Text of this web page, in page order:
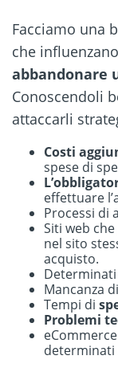
Facciamo una
che
abbandonare
Conoscendoli
attaccarli
Costi
spese di
effettuare
Processi di
Siti web
nel sito
acquisto.
Determinati
Mancanza di
Tempi di
Problemi
determinati